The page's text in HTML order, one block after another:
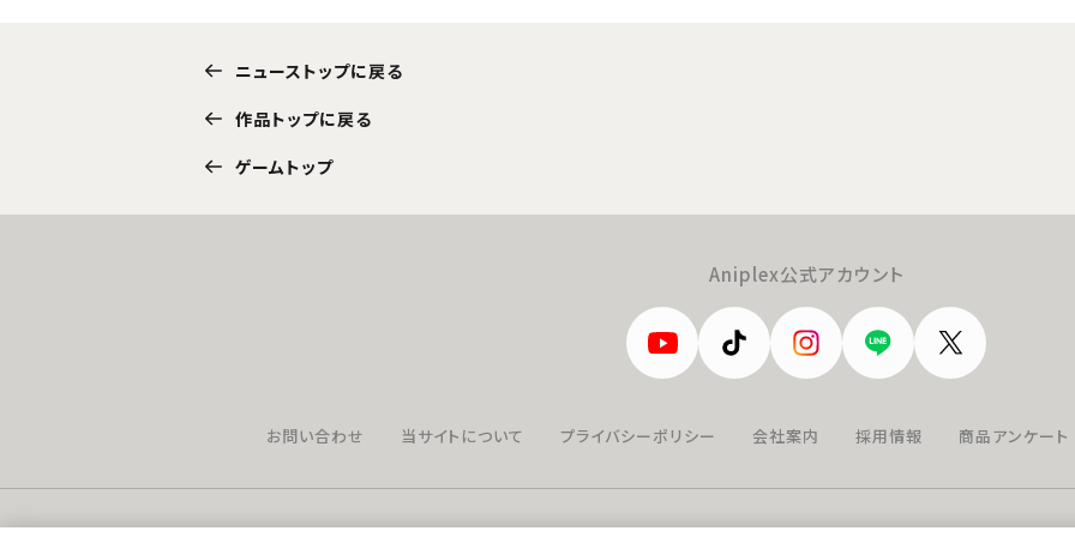
ニューストップに戻る
作品トップに戻る
ゲームトップ
Aniplex公式アカウント
お問い合わせ 当サイトについて プライバシーポリシー 会社案内 採用情報 商品アンケート